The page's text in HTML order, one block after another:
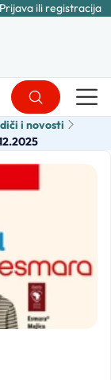
Prijava ili registracija
i novosti